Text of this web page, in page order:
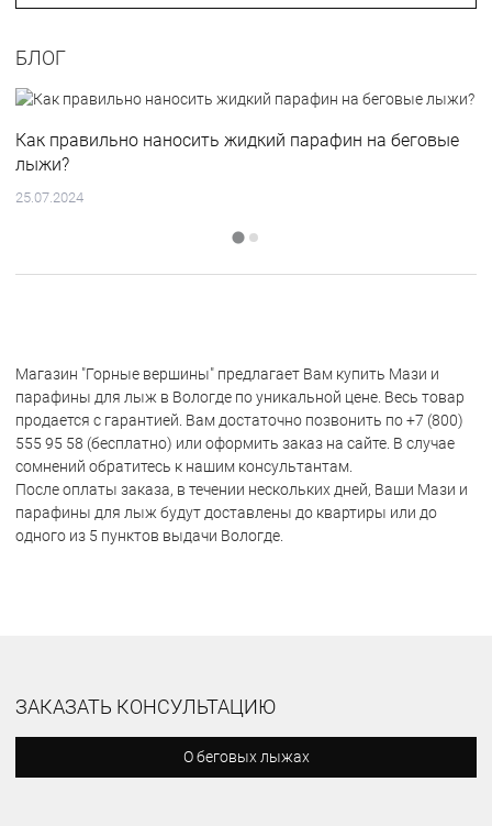
БЛОГ
Как правильно наносить жидкий парафин на беговые
лыжи?
25.07.2024
Магазин "Горные вершины" предлагает Вам купить Мази и
парафины для лыж в Вологде по уникальной цене. Весь товар
продается с гарантией. Вам достаточно позвонить по +7 (800)
555 95 58 (бесплатно) или оформить заказ на сайте. В случае
сомнений обратитесь к нашим консультантам.
После оплаты заказа, в течении нескольких дней, Ваши Мази и
парафины для лыж будут доставлены до квартиры или до
одного из 5 пунктов выдачи Вологде.
ЗАКАЗАТЬ КОНСУЛЬТАЦИЮ
О беговых лыжах